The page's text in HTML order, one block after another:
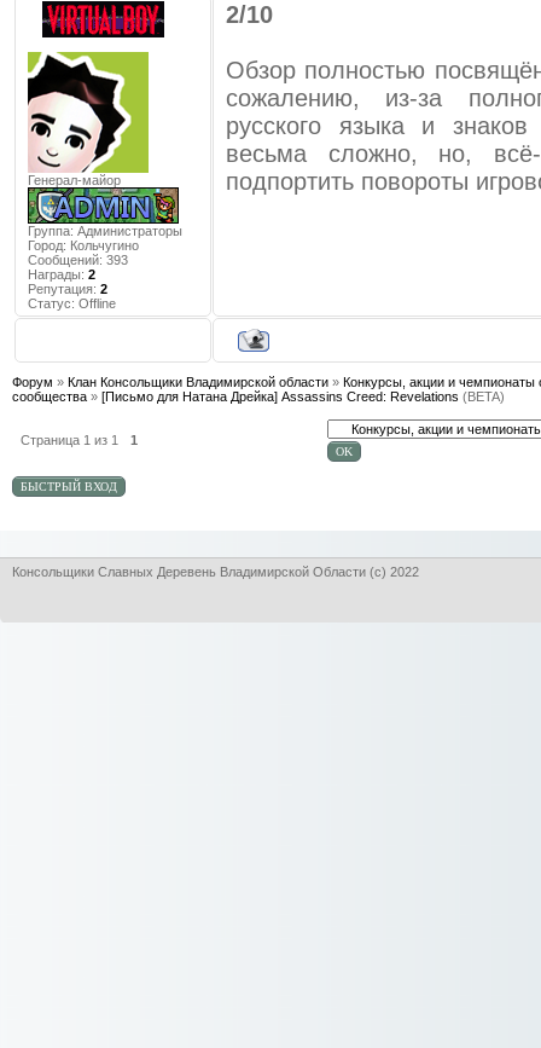
Генерал-майор
Группа: Администраторы
Город: Кольчугино
Сообщений: 393
Награды: 2
Репутация: 2
Статус: Offline
2/10
Обзор полностью
сожалению, из-за
русского языка и
весьма сложно, но,
подпортить повороты
Форум » Клан Консольщики Владимирской области » Конкурсы, акции и чемпионаты
сообщества » [Письмо для Натана Дрейка] Assassins Creed: Revelations (BETA)
Страница 1 из 1 1
Консольщики Славных Деревень Владимирской Области (с) 2022